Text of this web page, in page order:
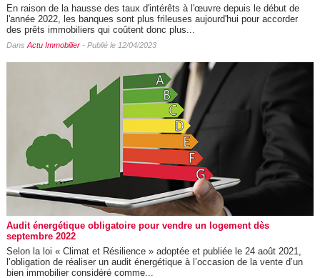
En raison de la hausse des taux d'intérêts à l'œuvre depuis le début de
l'année 2022, les banques sont plus frileuses aujourd'hui pour accorder
des prêts immobiliers qui coûtent donc plus...
Dans Actu Immobilier- Publié le 12/04/2023
Audit énergétique obligatoire pour vendre un logement dès
septembre 2022
Selon la loi « Climat et Résilience » adoptée et publiée le 24 août 2021,
l’obligation de réaliser un audit énergétique à l’occasion de la vente d’un
bien immobilier considéré comme...